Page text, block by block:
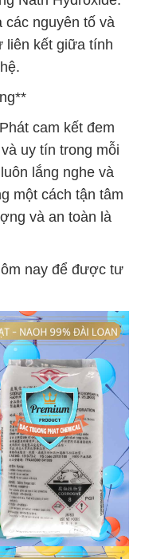
nguyên tố và
liên kết giữa tính
cam kết đem
uy tín trong mỗi
lắng nghe và
một cách tận tâm
và an toàn là
nay để được tư